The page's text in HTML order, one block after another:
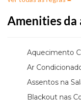
Amenities da
Aquecimento
Ar
Assentos na
Blackout nas